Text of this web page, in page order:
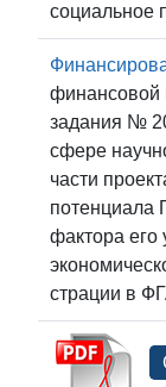
социальное
финансовой
задания №
сфере
части
потенциала
фактора его
страции в